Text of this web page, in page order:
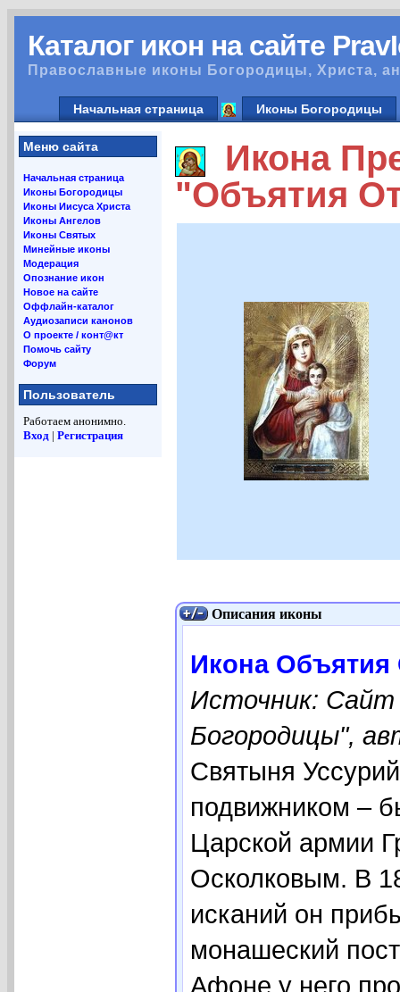
Каталог икон на сайте
Православные иконы Богородицы, Христа,
Начальная страница Иконы Богородицы
Меню сайта
Начальная страница
Иконы Богородицы
Иконы Иисуса Христа
Иконы Ангелов
Иконы Святых
Минейные иконы
Модерация
Опознание икон
Новое на сайте
Оффлайн-каталог
Аудиозаписи канонов
О проекте / конт@кт
Помочь сайту
Форум
Пользователь
Работаем анонимно.
Вход | Регистрация
Икона
"Объятия
Описания иконы
Икона Объятия
Источник: Сайт
Богородицы",
Святыня
подвижником –
Царской армии
Осколковым. В
исканий он
монашеский
Афоне у него